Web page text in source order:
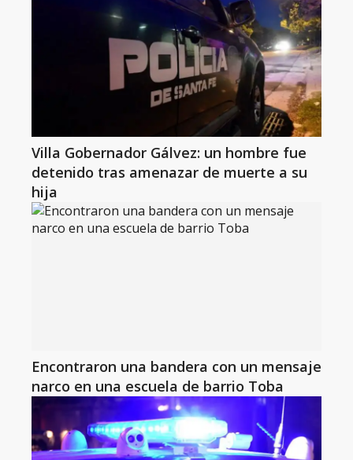
Villa Gobernador Gálvez: un hombre fue
detenido tras amenazar de muerte a su
hija
Encontraron una bandera con un mensaje
narco en una escuela de barrio Toba